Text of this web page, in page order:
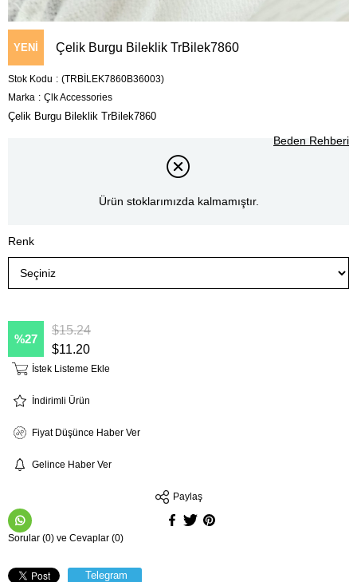
YENI
ÜRÜN
Çelik Burgu Bileklik TrBilek7860
Stok Kodu
(TRBİLEK7860B36003)
Marka : Çlk Accessories
Çelik Burgu Bileklik TrBilek7860
Beden Rehberi
Ürün stoklarımızda kalmamıştır.
Renk
27
$15.24
$11.20
İstek Listeme Ekle
İndirimli Ürün
Fiyat Düşünce Haber Ver
Gelince Haber Ver
Paylaş
Sorular (0) ve Cevaplar (0)
Telegram